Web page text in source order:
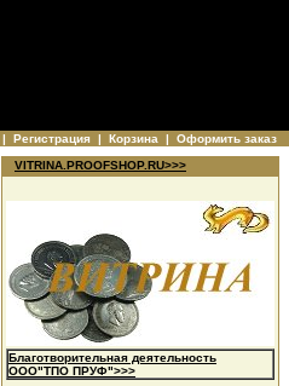
| Регистрация | Корзина | Оформить заказ
VITRINA.PROOFSHOP.RU>>>
Благотворительная деятельность
ООО"ТПО ПРУФ">>>